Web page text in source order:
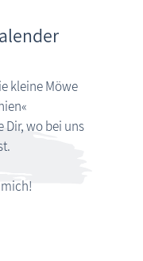
kleine Möwe
Dir, wo bei uns